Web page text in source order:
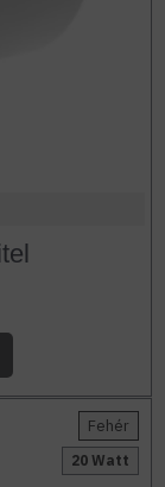
20 Watt
Fehér